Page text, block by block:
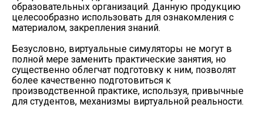
образовательных организаций. Данную продукцию
целесообразно использовать для ознакомления с
материалом, закрепления знаний.
Безусловно, виртуальные симуляторы не могут в
полной мере заменить практические занятия, но
существенно облегчат подготовку к ним, позволят
более качественно подготовиться к
производственной практике, используя, привычные
для студентов, механизмы виртуальной реальности.